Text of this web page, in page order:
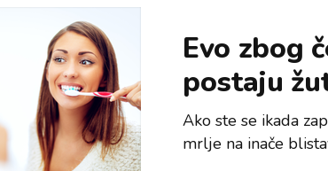
Evo zbog
postaju
Ako ste se ikada
mrlje na inače